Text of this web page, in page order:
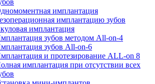
имплантация
имплантацию зубов
имплантация
зубов методом All-on-4
зубов All-on-6
и протезирование ALL-on 8
имплантация при отсутствии всех